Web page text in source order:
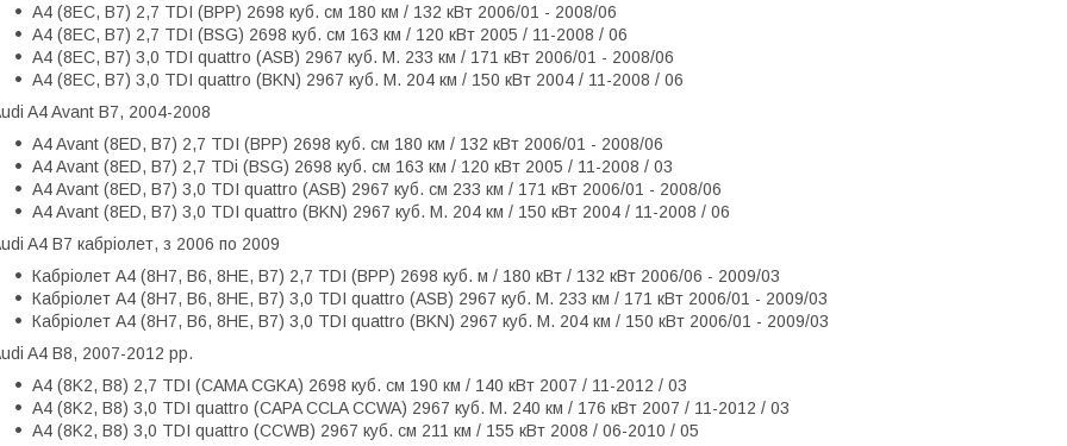
A4 (8EC, B7) 2,7 TDI (BPP) 2698 куб. см 180 км / 132 кВт 2006/01 - 2008/06
A4 (8EC, B7) 2,7 TDI (BSG) 2698 куб. см 163 км / 120 кВт 2005 / 11-2008 / 06
A4 (8EC, B7) 3,0 TDI quattro (ASB) 2967 куб. М. 233 км / 171 кВт 2006/01 - 2008/06
A4 (8EC, B7) 3,0 TDI quattro (BKN) 2967 куб. М. 204 км / 150 кВт 2004 / 11-2008 / 06
A4 Avant B7, 2004-2008
A4 Avant (8ED, B7) 2,7 TDI (BPP) 2698 куб. см 180 км / 132 кВт 2006/01 - 2008/06
A4 Avant (8ED, B7) 2,7 TDi (BSG) 2698 куб. см 163 км / 120 кВт 2005 / 11-2008 / 03
A4 Avant (8ED, B7) 3,0 TDI quattro (ASB) 2967 куб. см 233 км / 171 кВт 2006/01 - 2008/06
A4 Avant (8ED, B7) 3,0 TDI quattro (BKN) 2967 куб. М. 204 км / 150 кВт 2004 / 11-2008 / 06
A4 B7 кабріолет, з 2006 по 2009
Кабріолет А4 (8H7, B6, 8HE, B7) 2,7 TDI (BPP) 2698 куб. м / 180 кВт / 132 кВт 2006/06 - 2009/03
Кабріолет А4 (8H7, B6, 8HE, B7) 3,0 TDI quattro (ASB) 2967 куб. М. 233 км / 171 кВт 2006/01 - 2009/03
Кабріолет А4 (8H7, B6, 8HE, B7) 3,0 TDI quattro (BKN) 2967 куб. М. 204 км / 150 кВт 2006/01 - 2009/03
A4 B8, 2007-2012 рр.
A4 (8K2, B8) 2,7 TDI (CAMA CGKA) 2698 куб. см 190 км / 140 кВт 2007 / 11-2012 / 03
A4 (8K2, B8) 3,0 TDI quattro (CAPA CCLA CCWA) 2967 куб. М. 240 км / 176 кВт 2007 / 11-2012 / 03
A4 (8K2, B8) 3,0 TDI quattro (CCWB) 2967 куб. см 211 км / 155 кВт 2008 / 06-2010 / 05